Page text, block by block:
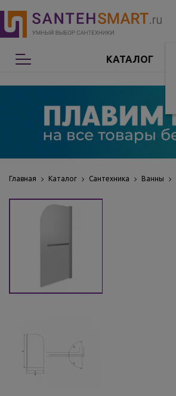
КАТАЛОГ
Сантехника
Мебель для ванной
Аксессуары для ванной
Отопление
Главная Каталог Сантехника Ванны